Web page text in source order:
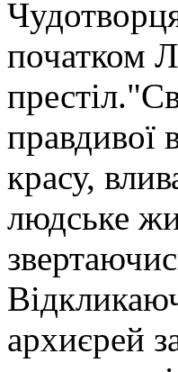
початком
правдивої
красу,
людське
архиєрей